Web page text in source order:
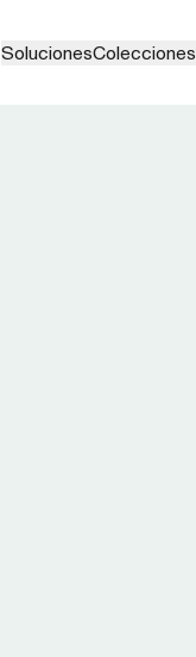
SolucionesColecciones